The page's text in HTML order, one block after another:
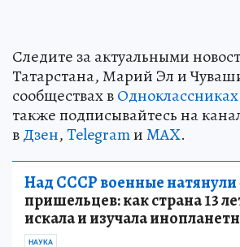
Следите за актуальными
Татарстана, Марий Эл и
сообществах вОдноклассниках
также подписывайтесь на
вДзен,TelegramиMAX.
Над СССР военные натянули
пришельцев: как страна 13
искала и изучала
НАУКА